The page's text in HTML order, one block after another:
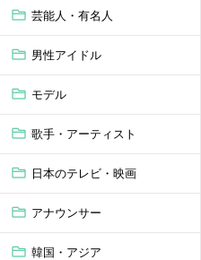
芸能人・有名人
男性アイドル
モデル
歌手・アーティスト
日本のテレビ・映画
アナウンサー
韓国・アジア